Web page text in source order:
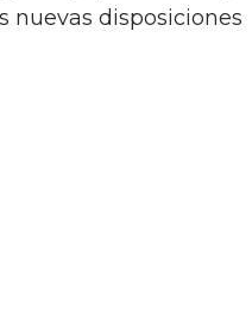
nuevas disposiciones